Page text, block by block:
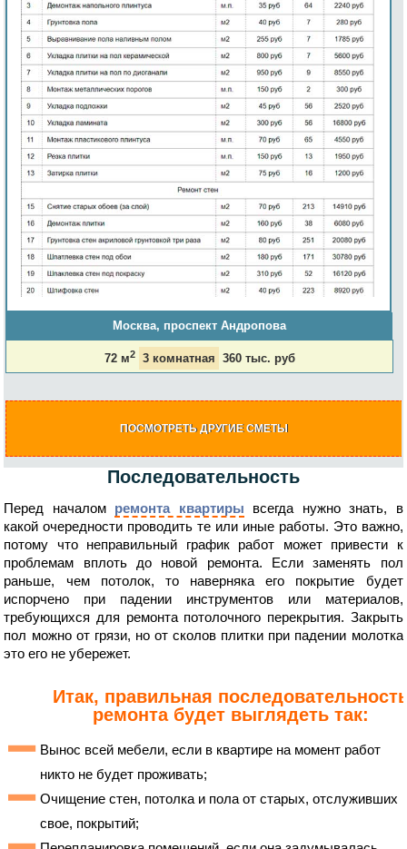
Москва, проспект Андропова
72 м2 3 комнатная 360 тыс. руб
ПОСМОТРЕТЬ ДРУГИЕ СМЕТЫ
Последовательность
Перед началом ремонта квартиры всегда нужно знать, в
какой очередности проводить те или иные работы. Это важно,
потому что неправильный график работ может привести к
проблемам вплоть до новой ремонта. Если заменять пол
раньше, чем потолок, то наверняка его покрытие будет
испорчено при падении инструментов или материалов,
требующихся для ремонта потолочного перекрытия. Закрыть
пол можно от грязи, но от сколов плитки при падении молотка
это его не убережет.
Итак, правильная
ремонта будет выглядеть так:
Вынос всей мебели, если в квартире на момент работ
никто не будет проживать;
Очищение стен, потолка и пола от старых, отслуживших
свое, покрытий;